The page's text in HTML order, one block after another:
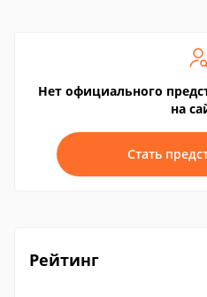
Нет официального
на
Стать
Рейтинг